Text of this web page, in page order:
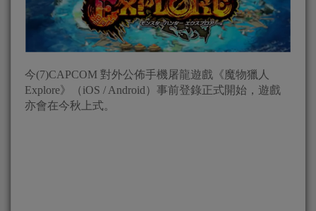
今(7)CAPCOM 對外公佈手機屠龍遊戲《魔物獵人
Explore》（iOS / Android）事前登錄正式開始，遊戲
亦會在今秋上式。